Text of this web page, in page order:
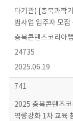
타기관) [충북과학
범사업 입주자 모집
충북콘텐츠코리아랩
24735
2025.06.19
741
2025 충북콘텐츠
역량강화 1차 교육